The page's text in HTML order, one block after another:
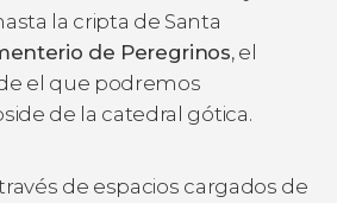
la cripta de Santa
de Peregrinos, el
el que podremos
de la catedral gótica.
de espacios cargados de